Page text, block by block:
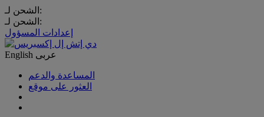
الشحن لـ:
الشحن لـ:
إعدادات المسؤول
English عربى
المساعدة والدعم
العثور على موقع